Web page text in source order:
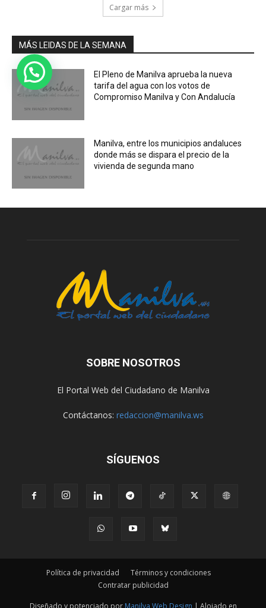
Cargar más
MÁS LEIDAS DE LA SEMANA
El Pleno de Manilva aprueba la nueva
tarifa del agua con los votos de
Compromiso Manilva y Con Andalucía
Manilva, entre los municipios andaluces
donde más se dispara el precio de la
vivienda de segunda mano
SOBRE NOSOTROS
El Portal Web del Ciudadano de Manilva
Contáctanos: redaccion@manilva.ws
SÍGUENOS
Política de privacidad
Términos y condiciones
Contratar publicidad